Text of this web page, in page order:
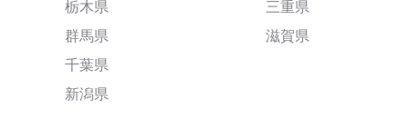
栃木県
群馬県
千葉県
新潟県
三重県
滋賀県